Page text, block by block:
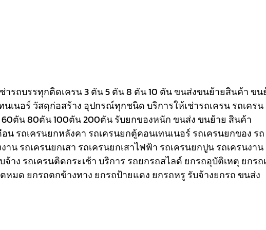
ช่ารถบรรทุกติดเครน 3 ตัน 5 ตัน 8 ตัน 10 ตัน ขนส่งขนย้ายสินค้า ข
นเนอร์ วัสดุก่อสร้าง อุปกรณ์ทุกชนิดบริการให้เช่ารถเครน รถเครน
ตัน 80ตัน 100ตัน 200ตัน รับยกของหนัก ขนส่ง ขนย้าย สินค้า
น รถเครนยกหลังคา รถเครนยกตู้คอนเทนเนอร์ รถเครนยกของ รถ
าน รถเครนยกเสา รถเครนยกเสาไฟฟ้า รถเครนยกปูน รถเครนงาน
จ้าง รถเครนติดกระเช้าบริการ รถยกรถสไลด์ ยกรถอุบัติเหตุ ยกรถ
มด ยกรถตกข้างทาง ยกรถป้ายแดง ยกรถหรู รับจ้างยกรถ ขนส่ง